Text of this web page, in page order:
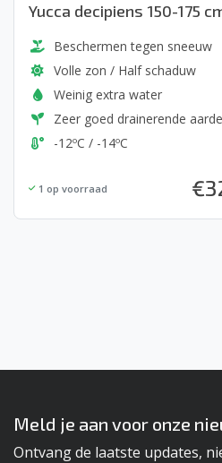
Yucca decipiens 150-175
Beschermen tegen sneeuw
Volle zon / Half schaduw
Weinig extra water
Zeer goed drainerende aarde
-12ºC / -14ºC
1 op voorraad €
Meld je aan voor onze
Ontvang de laatste updates,